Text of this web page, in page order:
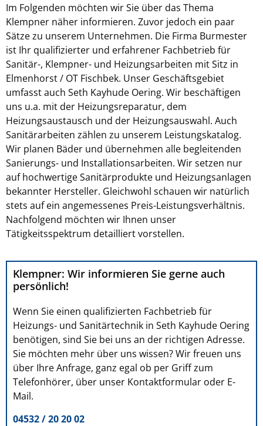
Im Folgenden möchten wir Sie über das Thema
Klempner näher informieren. Zuvor jedoch ein paar
Sätze zu unserem Unternehmen. Die Firma Burmester
ist Ihr qualifizierter und erfahrener Fachbetrieb für
Sanitär-, Klempner- und Heizungsarbeiten mit Sitz in
Elmenhorst / OT Fischbek. Unser Geschäftsgebiet
umfasst auch Seth Kayhude Oering. Wir beschäftigen
uns u.a. mit der Heizungsreparatur, dem
Heizungsaustausch und der Heizungsauswahl. Auch
Sanitärarbeiten zählen zu unserem Leistungskatalog.
Wir planen Bäder und übernehmen alle begleitenden
Sanierungs- und Installationsarbeiten. Wir setzen nur
auf hochwertige Sanitärprodukte und Heizungsanlagen
bekannter Hersteller. Gleichwohl schauen wir natürlich
stets auf ein angemessenes Preis-Leistungsverhältnis.
Nachfolgend möchten wir Ihnen unser
Tätigkeitsspektrum detailliert vorstellen.
Klempner: Wir informieren Sie gerne auch
persönlich!
Wenn Sie einen qualifizierten Fachbetrieb für
Heizungs- und Sanitärtechnik in Seth Kayhude Oering
benötigen, sind Sie bei uns an der richtigen Adresse.
Sie möchten mehr über uns wissen? Wir freuen uns
über Ihre Anfrage, ganz egal ob per Griff zum
Telefonhörer, über unser Kontaktformular oder E-
Mail.
04532 / 20 20 02